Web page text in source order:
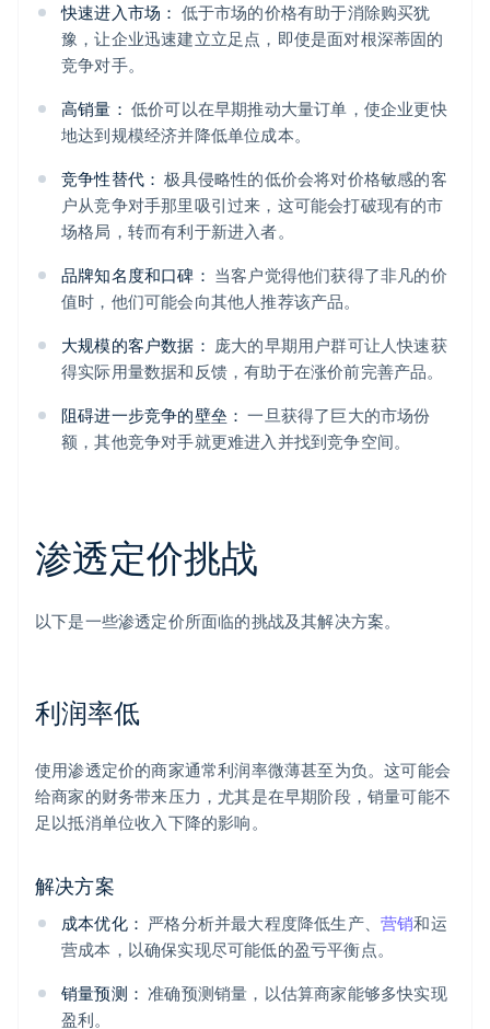
快速进入市场： 低于市场的价格有助于消除购买犹
豫，让企业迅速建立立足点，即使是面对根深蒂固的
竞争对手。
高销量： 低价可以在早期推动大量订单，使企业更快
地达到规模经济并降低单位成本。
竞争性替代： 极具侵略性的低价会将对价格敏感的客
户从竞争对手那里吸引过来，这可能会打破现有的市
场格局，转而有利于新进入者。
品牌知名度和口碑： 当客户觉得他们获得了非凡的价
值时，他们可能会向其他人推荐该产品。
大规模的客户数据： 庞大的早期用户群可让人快速获
得实际用量数据和反馈，有助于在涨价前完善产品。
阻碍进一步竞争的壁垒： 一旦获得了巨大的市场份
额，其他竞争对手就更难进入并找到竞争空间。
渗透定价挑战
以下是一些渗透定价所面临的挑战及其解决方案。
利润率低
使用渗透定价的商家通常利润率微薄甚至为负。这可能会
给商家的财务带来压力，尤其是在早期阶段，销量可能不
足以抵消单位收入下降的影响。
解决方案
成本优化： 严格分析并最大程度降低生产、 营销和运
营成本，以确保实现尽可能低的盈亏平衡点。
销量预测： 准确预测销量，以估算商家能够多快实现
盈利。